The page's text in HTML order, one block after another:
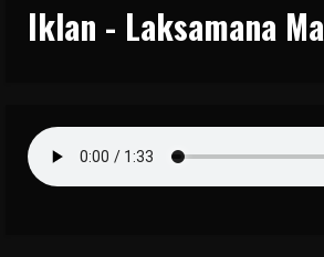
Iklan - Laksamana